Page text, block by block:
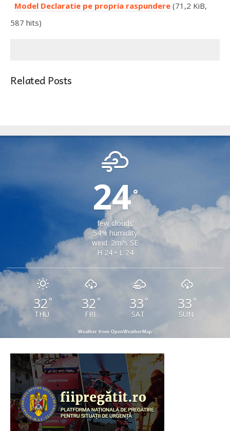
Model Declaratie pe propria raspundere (71,2 KiB,
587 hits)
Related Posts
24°
few clouds
54% humidity
wind: 2m/s SE
H 24 • L 24
32 °
THU
32 °
FRI
33 °
SAT
33 °
SUN
Weather from OpenWeatherMap